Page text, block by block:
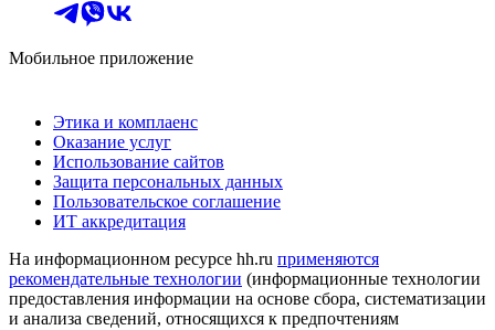
Мобильное приложение
Этика и комплаенс
Оказание услуг
Использование сайтов
Защита персональных данных
Пользовательское соглашение
ИТ аккредитация
На информационном ресурсе hh.ru применяются
рекомендательные технологии (информационные технологии
предоставления информации на основе сбора, систематизации
и анализа сведений, относящихся к предпочтениям